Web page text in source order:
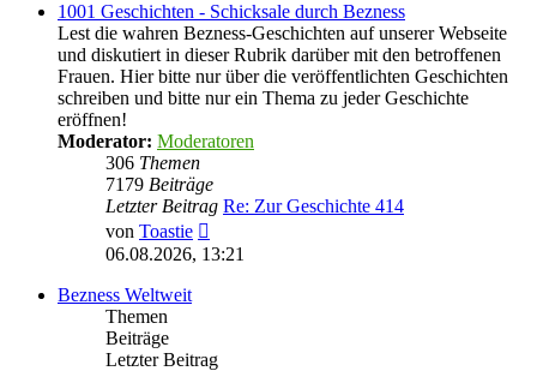
1001 Geschichten - Schicksale durch Bezness
Lest die wahren Bezness-Geschichten auf unserer Webseite
und diskutiert in dieser Rubrik darüber mit den betroffenen
Frauen. Hier bitte nur über die veröffentlichten Geschichten
schreiben und bitte nur ein Thema zu jeder Geschichte
eröffnen!
Moderator: Moderatoren
306 Themen
7179 Beiträge
Letzter Beitrag Re: Zur Geschichte 414
von Toastie
Beitrag
06.08.2026, 13:21
Bezness Weltweit
Themen
Beiträge
Letzter Beitrag